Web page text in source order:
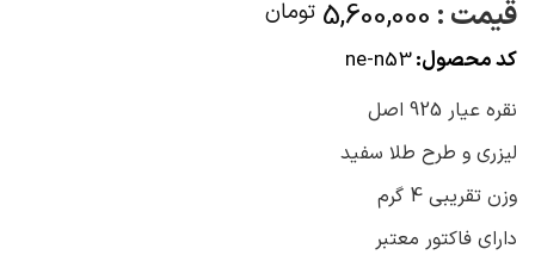
قیمت : 5,600,000 تومان
کد محصول:ne-n53
نقره عیار 925 اصل
لیزری و طرح طلا سفید
وزن تقریبی 4 گرم
دارای فاکتور معتبر